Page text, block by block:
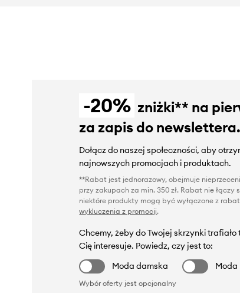
-20% zniżki** na
za zapis do newslettera.
Dołącz do naszej społeczności, aby
najnowszych promocjach i produktach.
**Rabat jest jednorazowy, obejmuje
przy zakupach za min. 350 zł. Rabat nie łączy
niektóre produkty mogą być wyłączone z
wykluczenia z promocji.
Chcemy, żeby do Twojej skrzynki
Cię interesuje. Powiedz, czy jest to:
Moda damska
Moda
Wybór oferty jest opcjonalny